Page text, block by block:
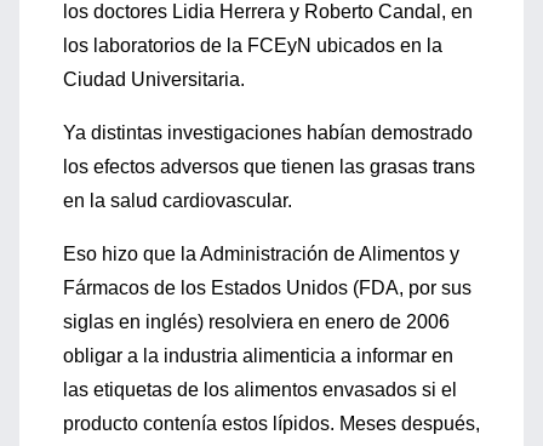
los doctores Lidia Herrera y Roberto Candal, en
los laboratorios de la FCEyN ubicados en la
Ciudad Universitaria.
Ya distintas investigaciones habían demostrado
los efectos adversos que tienen las grasas trans
en la salud cardiovascular.
Eso hizo que la Administración de Alimentos y
Fármacos de los Estados Unidos (FDA, por sus
siglas en inglés) resolviera en enero de 2006
obligar a la industria alimenticia a informar en
las etiquetas de los alimentos envasados si el
producto contenía estos lípidos. Meses después,